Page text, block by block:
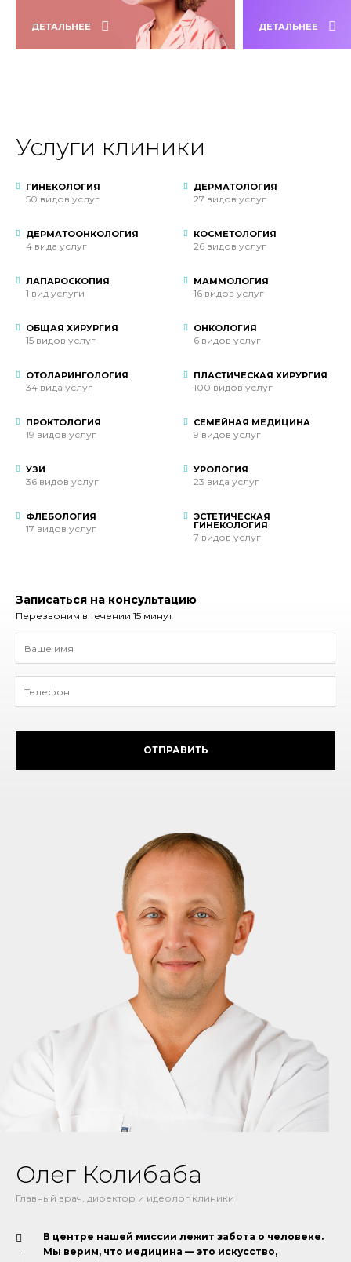
ДЕТАЛЬНЕЕ ДЕТАЛЬНЕЕ
Услуги клиники
ГИНЕКОЛОГИЯ
50 видов услуг
ДЕРМАТОЛОГИЯ
27 видов услуг
ДЕРМАТООНКОЛОГИЯ
4 вида услуг
КОСМЕТОЛОГИЯ
26 видов услуг
ЛАПАРОСКОПИЯ
1 вид услуги
МАММОЛОГИЯ
16 видов услуг
ОБЩАЯ ХИРУРГИЯ
15 видов услуг
ОНКОЛОГИЯ
6 видов услуг
ОТОЛАРИНГОЛОГИЯ
34 вида услуг
ПЛАСТИЧЕСКАЯ ХИРУРГИЯ
100 видов услуг
ПРОКТОЛОГИЯ
19 видов услуг
СЕМЕЙНАЯ МЕДИЦИНА
9 видов услуг
УЗИ
36 видов услуг
УРОЛОГИЯ
23 вида услуг
ФЛЕБОЛОГИЯ
17 видов услуг
ЭСТЕТИЧЕСКАЯ
ГИНЕКОЛОГИЯ
7 видов услуг
Записаться на консультацию
Перезвоним в течении 15 минут
ОТПРАВИТЬ
Олег Колибаба
Главный врач, директор и идеолог клиники
В центре нашей миссии лежит забота о человеке.
Мы верим, что медицина — это искусство,